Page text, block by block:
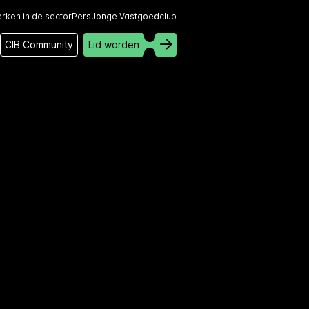
in de sectorPersJonge Vastgoedclub
CIB Community Lid worden